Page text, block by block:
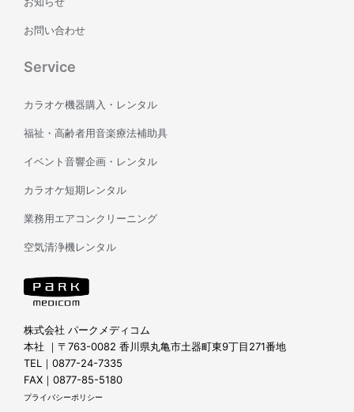
株式会社 パークメディコム
本社 ｜〒763-0082 香川県丸亀市土器町東9丁目271番地
TEL｜0877-24-7335
FAX｜0877-85-5180
プライバシーポリシー
Service
カラオケ機器購入・レンタル
福祉・高齢者用音楽療法補助具
イベント音響企画・レンタル
カラオケ短期レンタル
業務用エアコンクリーニング
空気清浄機レンタル
お問い合わせ